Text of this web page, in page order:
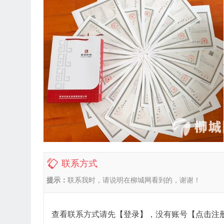
联系方式
提示： 联系我时，请说明在柳城网看到的，谢谢！
查看联系方式请先 【登录】 ，没有账号 【点击注